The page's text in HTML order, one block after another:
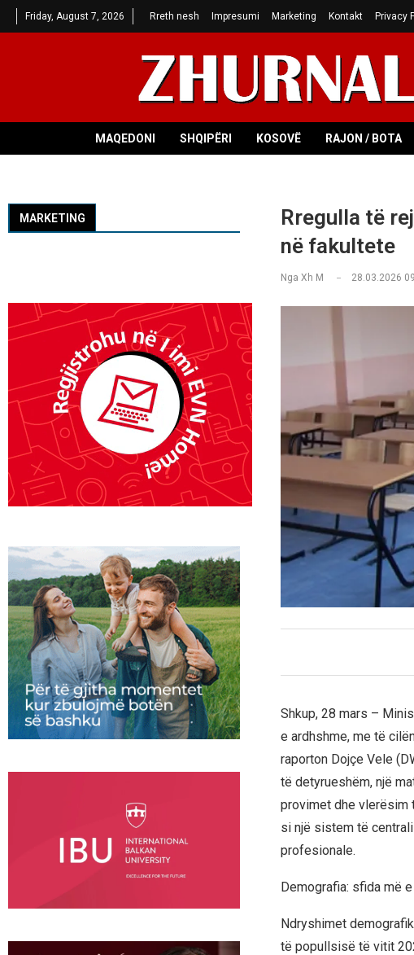
Friday, August 7, 2026 Rreth nesh Impresumi Marketing Kontakt Privacy
MAQEDONI SHQIPËRI KOSOVË RAJON / BOTA
Rregulla të
në fakultete
Nga Xh M 28.03.2026
Shkup, 28 mars –
e ardhshme, me të
raporton Dojçe Vele
të detyrueshëm, një
provimet dhe vlerësim
si një sistem të
profesionale.
Demografia: sfida më
Ndryshimet
të popullsisë të vitit
MARKETING